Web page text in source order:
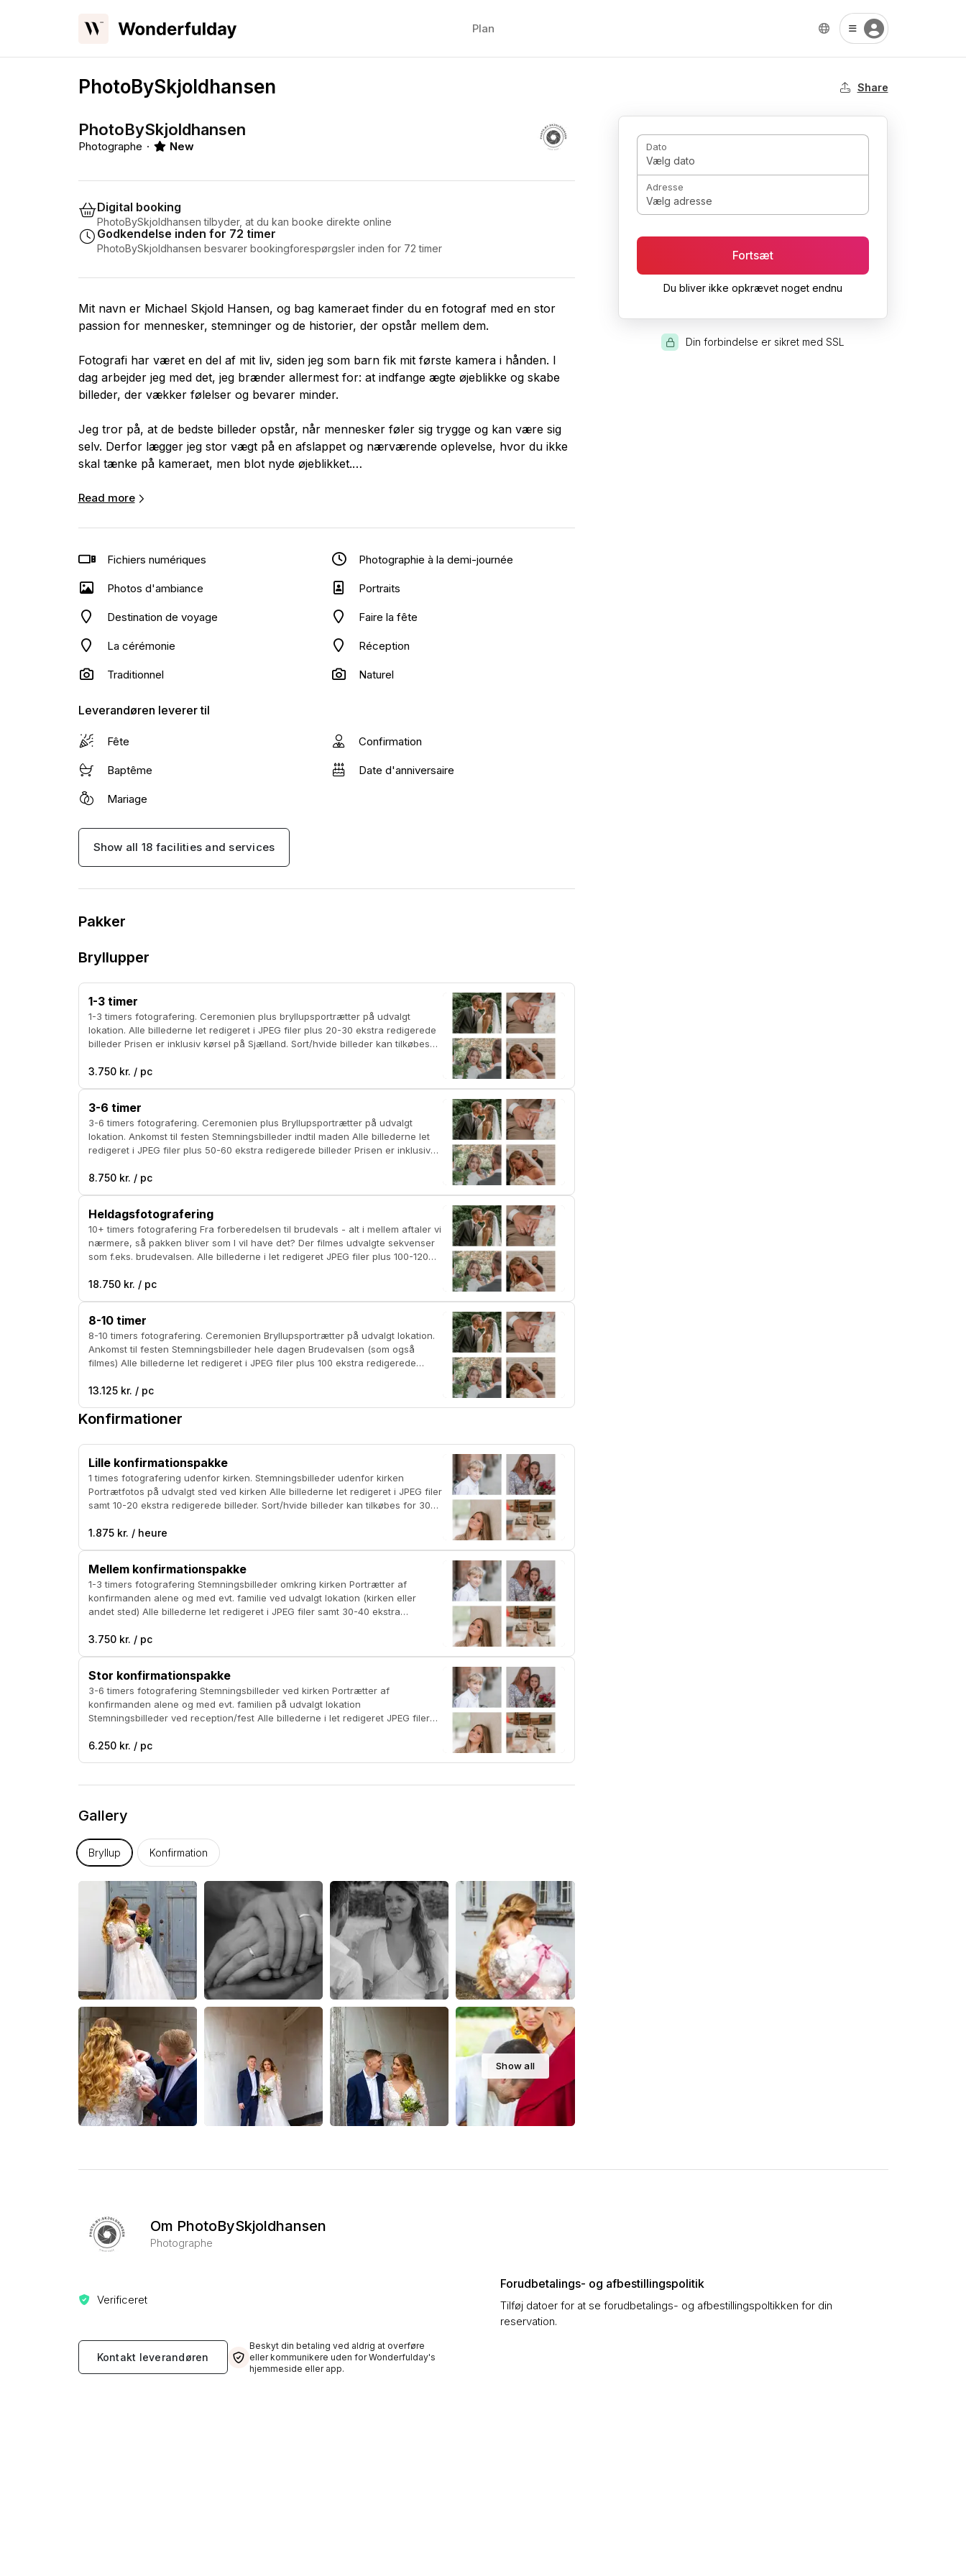
Plan
PhotoBySkjoldhansen Share
PhotoBySkjoldhansen
Photographe New
Digital booking
PhotoBySkjoldhansen tilbyder, at du kan booke direkte online
Godkendelse inden for 72 timer
PhotoBySkjoldhansen besvarer bookingforespørgsler inden for 72 timer
Mit navn er Michael Skjold Hansen, og bag kameraet finder du en fotograf med en stor
passion for mennesker, stemninger og de historier, der opstår mellem dem.
Fotografi har været en del af mit liv, siden jeg som barn fik mit første kamera i hånden. I
dag arbejder jeg med det, jeg brænder allermest for: at indfange ægte øjeblikke og skabe
billeder, der vækker følelser og bevarer minder.
Jeg tror på, at de bedste billeder opstår, når mennesker føler sig trygge og kan være sig
selv. Derfor lægger jeg stor vægt på en afslappet og nærværende oplevelse, hvor du ikke
skal tænke på kameraet, men blot nyde øjeblikket.
Uanset om jeg fotograferer bryllupper, konfirmationer, familier, portrætter eller særlige
med personlighed, varme og nærvær.
Jeg arbejder med øje for detaljen, lyset og de små øjeblikke, som ofte bliver de mest
værdifulde minder. Sammen skaber vi billeder, der ikke blot dokumenterer dagen, men
Jeg glæder mig til at høre din historie – og til at hjælpe med at fortælle den gennem billeder.
Read more
Fichiers numériques Photographie à la demi-journée
Photos d'ambiance Portraits
Destination de voyage Faire la fête
La cérémonie Réception
Traditionnel Naturel
Leverandøren leverer til
Fête Confirmation
Baptême Date d'anniversaire
Mariage
Show all 18 facilities and services
Pakker
Bryllupper
1-3 timer
1-3 timers fotografering. Ceremonien plus bryllupsportrætter på udvalgt
lokation. Alle billederne let redigeret i JPEG filer plus 20-30 ekstra redigerede
billeder Prisen er inklusiv kørsel på Sjælland. Sort/hvide billeder kan tilkøbes
3.750 kr. / pc
3-6 timer
3-6 timers fotografering. Ceremonien plus Bryllupsportrætter på udvalgt
lokation. Ankomst til festen Stemningsbilleder indtil maden Alle billederne let
redigeret i JPEG filer plus 50-60 ekstra redigerede billeder Prisen er inklusiv
8.750 kr. / pc
Heldagsfotografering
10+ timers fotografering Fra forberedelsen til brudevals - alt i mellem aftaler vi
nærmere, så pakken bliver som I vil have det? Der filmes udvalgte sekvenser
som f.eks. brudevalsen. Alle billederne i let redigeret JPEG filer plus 100-120
18.750 kr. / pc
8-10 timer
8-10 timers fotografering. Ceremonien Bryllupsportrætter på udvalgt lokation.
Ankomst til festen Stemningsbilleder hele dagen Brudevalsen (som også
filmes) Alle billederne let redigeret i JPEG filer plus 100 ekstra redigerede
for 1200 kr.
13.125 kr. / pc
Konfirmationer
Lille konfirmationspakke
1 times fotografering udenfor kirken. Stemningsbilleder udenfor kirken
Portrætfotos på udvalgt sted ved kirken Alle billederne let redigeret i JPEG filer
samt 10-20 ekstra redigerede billeder. Sort/hvide billeder kan tilkøbes for 300
1.875 kr. / heure
Mellem konfirmationspakke
1-3 timers fotografering Stemningsbilleder omkring kirken Portrætter af
konfirmanden alene og med evt. familie ved udvalgt lokation (kirken eller
andet sted) Alle billederne let redigeret i JPEG filer samt 30-40 ekstra
kørsel på Sjælland
3.750 kr. / pc
Stor konfirmationspakke
3-6 timers fotografering Stemningsbilleder ved kirken Portrætter af
konfirmanden alene og med evt. familien på udvalgt lokation
Stemningsbilleder ved reception/fest Alle billederne i let redigeret JPEG filer
Prisen er med kørsel på Sjælland
6.250 kr. / pc
Gallery
Bryllup Konfirmation
Show all
Dato
Vælg dato
Adresse
Vælg adresse
Fortsæt
Du bliver ikke opkrævet noget endnu
Din forbindelse er sikret med SSL
Om PhotoBySkjoldhansen
Photographe
Verificeret
Kontakt leverandøren
Beskyt din betaling ved aldrig at overføre
eller kommunikere uden for Wonderfulday's
hjemmeside eller app.
Forudbetalings- og afbestillingspolitik
Tilføj datoer for at se forudbetalings- og afbestillingspoltikken for din
reservation.